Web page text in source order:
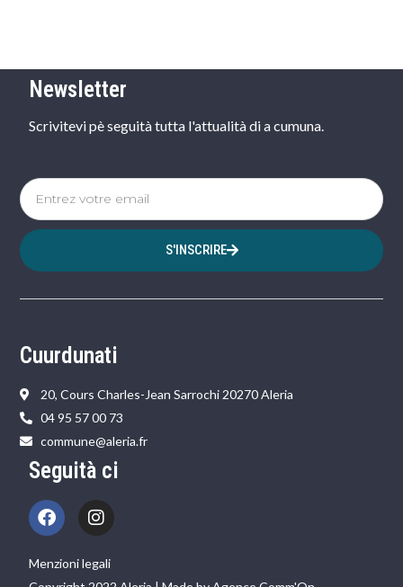
Newsletter
Scrivitevi pè seguità tutta l'attualità di a cumuna.
S'INSCRIRE
Cuurdunati
20, Cours Charles-Jean Sarrochi 20270 Aleria
04 95 57 00 73
commune@aleria.fr
Seguità ci
Menzioni legali